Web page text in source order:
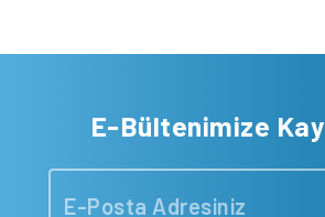
E-Bültenimize